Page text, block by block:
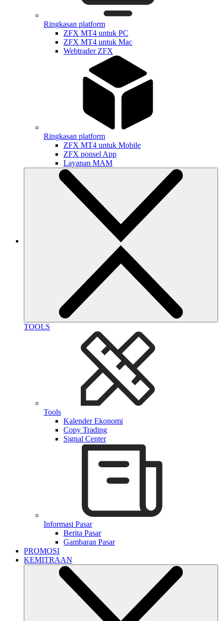
Ringkasan platform
ZFX MT4 untuk PC
ZFX MT4 untuk Mac
Webtrader ZFX
Ringkasan platform
ZFX MT4 untuk Mobile
ZFX ponsel App
Layanan MAM
TOOLS
Tools
Kalender Ekonomi
Copy Trading
Signal Center
Informasi Pasar
Berita Pasar
Gambaran Pasar
PROMOSI
KEMITRAAN